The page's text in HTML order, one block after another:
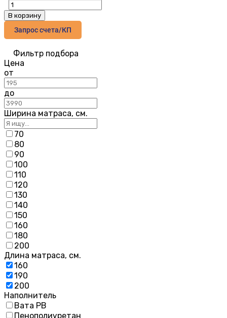
В корзину
Запрос счета/КП
Фильтр подбора
Цена
от
до
Ширина матраса, см.
70
80
90
100
110
120
130
140
150
160
180
200
Длина матраса, см.
160
190
200
Наполнитель
Вата РВ
Пенополиуретан